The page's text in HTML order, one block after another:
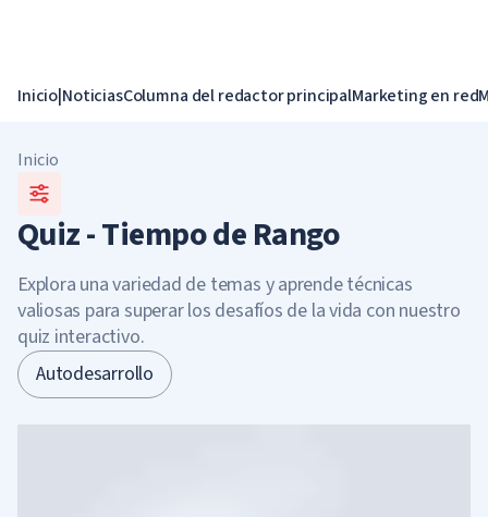
Inicio|NoticiasColumna del redactor principalMarketing en red
Inicio
Quiz - Tiempo de Rango
Explora una variedad de temas y aprende técnicas
valiosas para superar los desafíos de la vida con nuestro
quiz interactivo.
Autodesarrollo